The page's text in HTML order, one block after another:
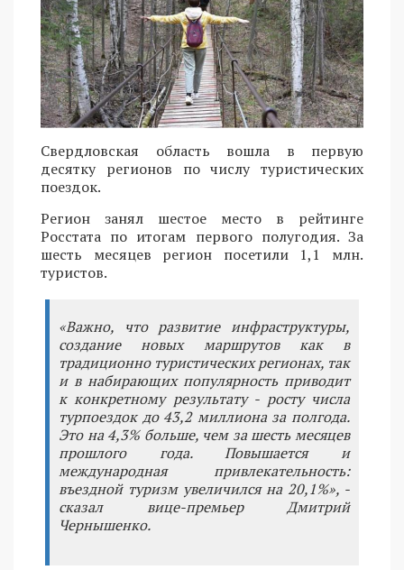
Свердловская область вошла в первую
десятку регионов по числу туристических
поездок.
Регион занял шестое место в рейтинге
Росстата по итогам первого полугодия. За
шесть месяцев регион посетили 1,1 млн.
туристов.
«Важно, что развитие инфраструктуры,
создание новых маршрутов как в
традиционно туристических регионах, так
и в набирающих популярность приводит
к конкретному результату - росту числа
турпоездок до 43,2 миллиона за полгода.
Это на 4,3% больше, чем за шесть месяцев
прошлого года. Повышается и
международная привлекательность:
въездной туризм увеличился на 20,1%», -
сказал вице-премьер Дмитрий
Чернышенко.